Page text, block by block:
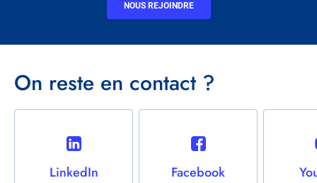
NOUS REJOINDRE
Titre
On reste en contact ?
LinkedIn Facebook